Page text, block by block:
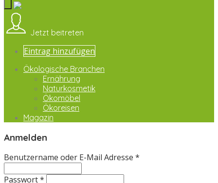
Jetzt beitreten
Eintrag hinzufügen
Ökologische Branchen
Ernährung
Naturkosmetik
Ökomöbel
Ökoreisen
Magazin
Anmelden
Benutzername oder E-Mail Adresse *
Passwort *